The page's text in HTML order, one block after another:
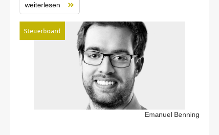
weiterlesen
Steuerboard
Emanuel Benning